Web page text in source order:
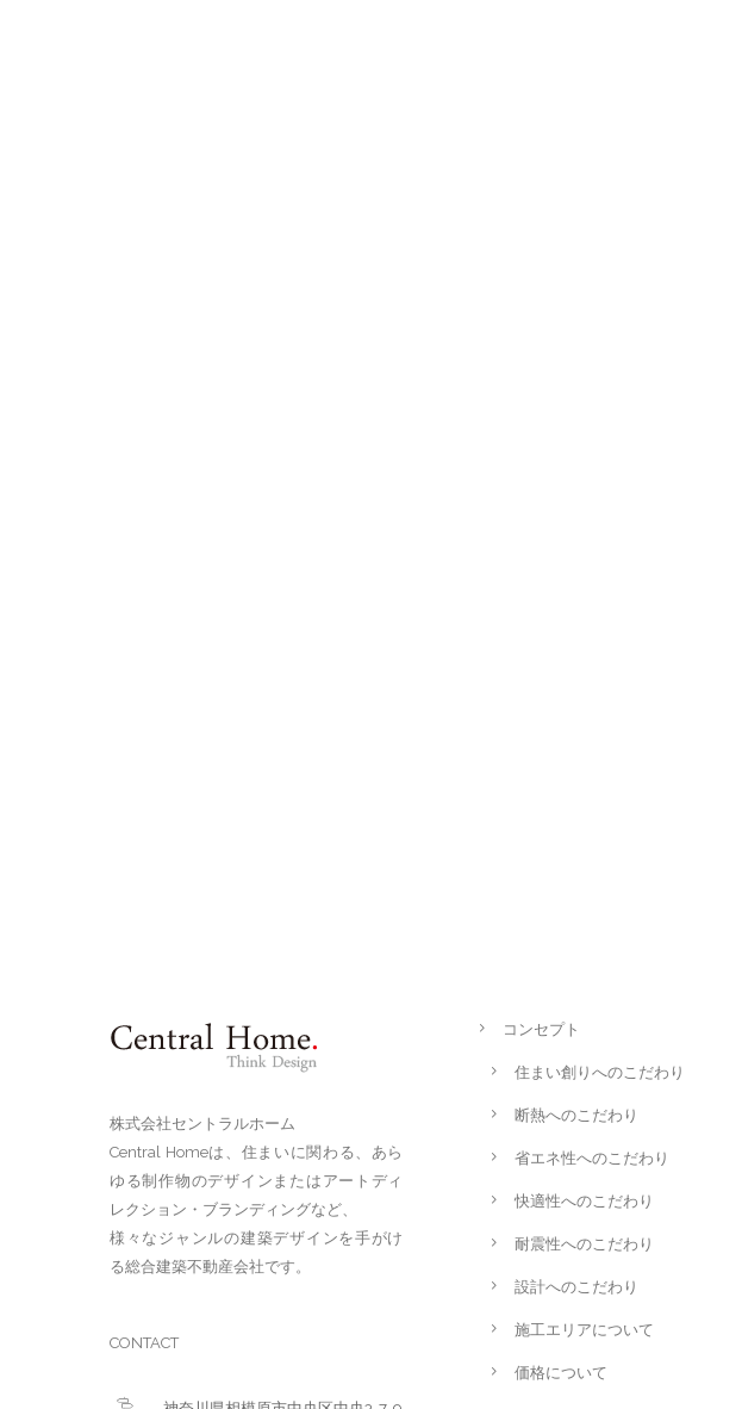
株式会社セントラルホーム
Central Homeは、住まいに関わる、あら
ゆる制作物のデザインまたはアートディ
レクション・ブランディングなど、
様々なジャンルの建築デザインを手がけ
る総合建築不動産会社です。
CONTACT
コンセプト
住まい創りへのこだわり
断熱へのこだわり
省エネ性へのこだわり
快適性へのこだわり
耐震性へのこだわり
設計へのこだわり
施工エリアについて
価格について